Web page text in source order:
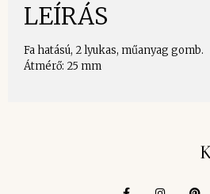
LEÍRÁS
Fa hatású, 2 lyukas, műanyag gomb.
Átmérő: 25 mm